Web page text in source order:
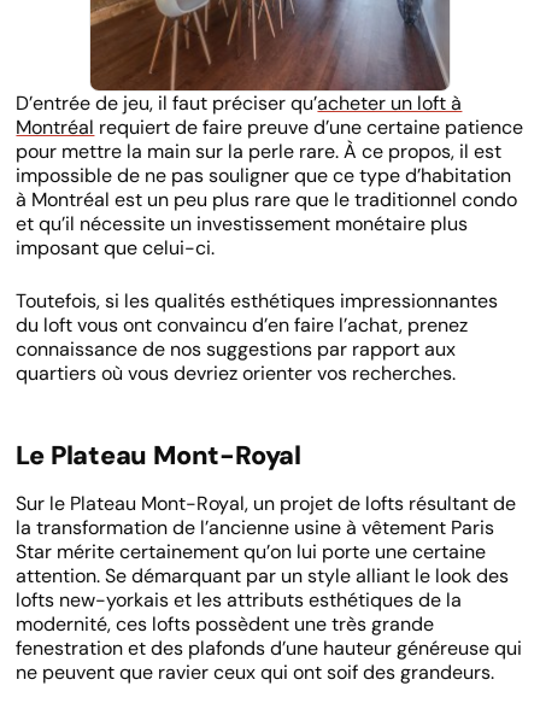
D’entrée de jeu, il faut préciser qu’acheter un loft à
Montréal requiert de faire preuve d’une certaine patience
pour mettre la main sur la perle rare. À ce propos, il est
impossible de ne pas souligner que ce type d’habitation
à Montréal est un peu plus rare que le traditionnel condo
et qu’il nécessite un investissement monétaire plus
imposant que celui-ci.
Toutefois, si les qualités esthétiques impressionnantes
du loft vous ont convaincu d’en faire l’achat, prenez
connaissance de nos suggestions par rapport aux
quartiers où vous devriez orienter vos recherches.
Le Plateau Mont-Royal
Sur le Plateau Mont-Royal, un projet de lofts résultant de
la transformation de l’ancienne usine à vêtement Paris
Star mérite certainement qu’on lui porte une certaine
attention. Se démarquant par un style alliant le look des
lofts new-yorkais et les attributs esthétiques de la
modernité, ces lofts possèdent une très grande
fenestration et des plafonds d’une hauteur généreuse qui
ne peuvent que ravier ceux qui ont soif des grandeurs.